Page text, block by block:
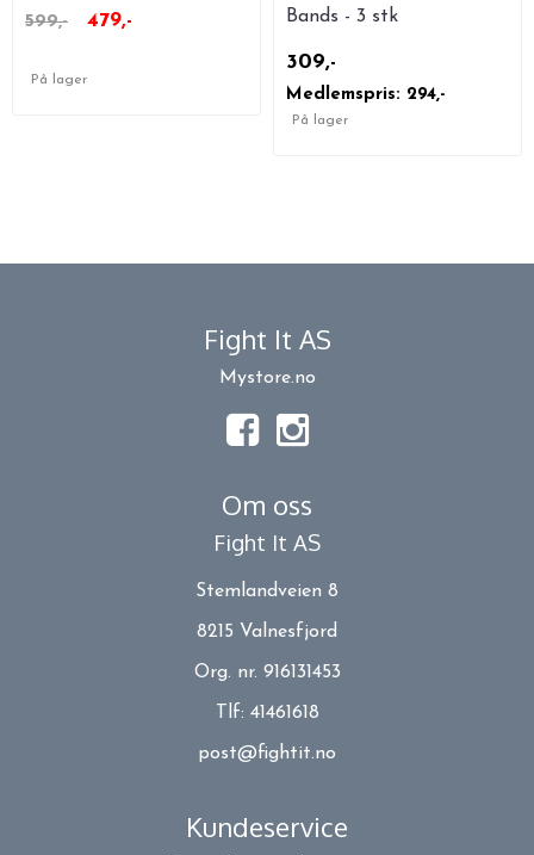
599,- 479,-
På lager
Bands - 3 stk
309,-
Medlemspris: 294,-
På lager
Fight It AS
Mystore.no
Om oss
Fight It AS
Stemlandveien 8
8215 Valnesfjord
Org. nr. 916131453
Tlf: 41461618
post@fightit.no
Kundeservice